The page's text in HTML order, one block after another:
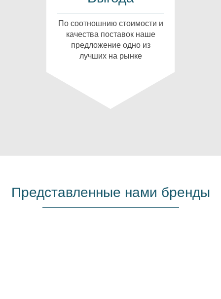
По соотношнию стоимости и
качества поставок наше
предложение одно из
лучших на рынке
Представленные нами бренды